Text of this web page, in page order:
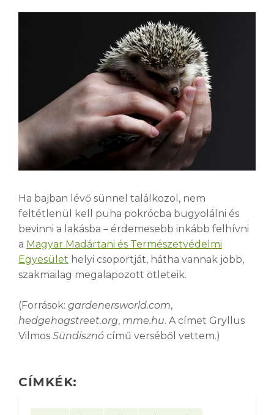
Ha bajban lévő sünnel találkozol, nem
feltétlenül kell puha pokrócba bugyolálni és
bevinni a lakásba – érdemesebb inkább felhívni
a Magyar Madártani és Természetvédelmi
Egyesület helyi csoportját, hátha vannak jobb,
szakmailag megalapozott ötleteik.
(Források: gardenersworld.com,
hedgehogstreet.org, mme.hu. A címet Gryllus
Vilmos Sündisznó című verséből vettem.)
CÍMKÉK: